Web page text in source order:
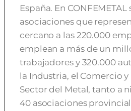
España. En
asociaciones que
cercano a las 220.000
emplean a más de un
trabajadores y 320.000
la Industria, el Comercio y
Sector del Metal, tanto a
40 asociaciones